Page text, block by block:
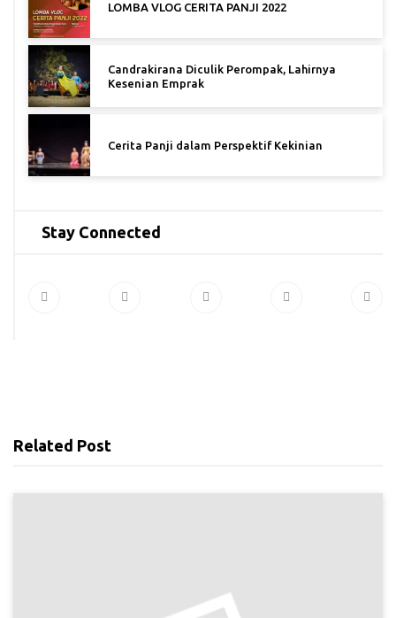
LOMBA VLOG CERITA PANJI 2022
Candrakirana Diculik Perompak, Lahirnya
Kesenian Emprak
Cerita Panji dalam Perspektif Kekinian
Stay Connected
Related Post